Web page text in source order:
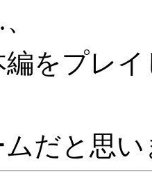
編をプレ
ムだと思